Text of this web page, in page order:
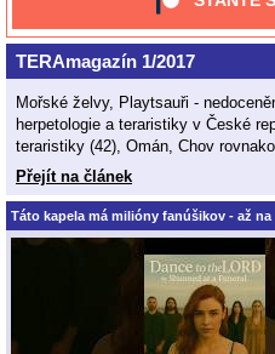
TERAmagazín 1/2017
Mořské želvy, Playtsauři -
herpetologie a teraristiky v České
teraristiky (42), Omán, Chov
Přejít na článek
Táto kapela má milióny fanúšikov - až